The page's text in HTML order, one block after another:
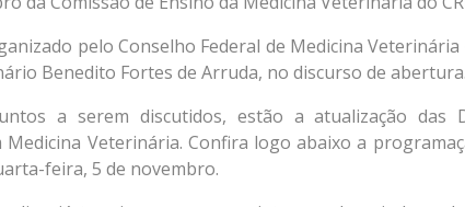
pelo Conselho Federal de Medicina
Benedito Fortes de Arruda, no discurso de abertura.
a serem discutidos, estão a atualização das
Medicina Veterinária. Confira logo abaixo a
feira, 5 de novembro.